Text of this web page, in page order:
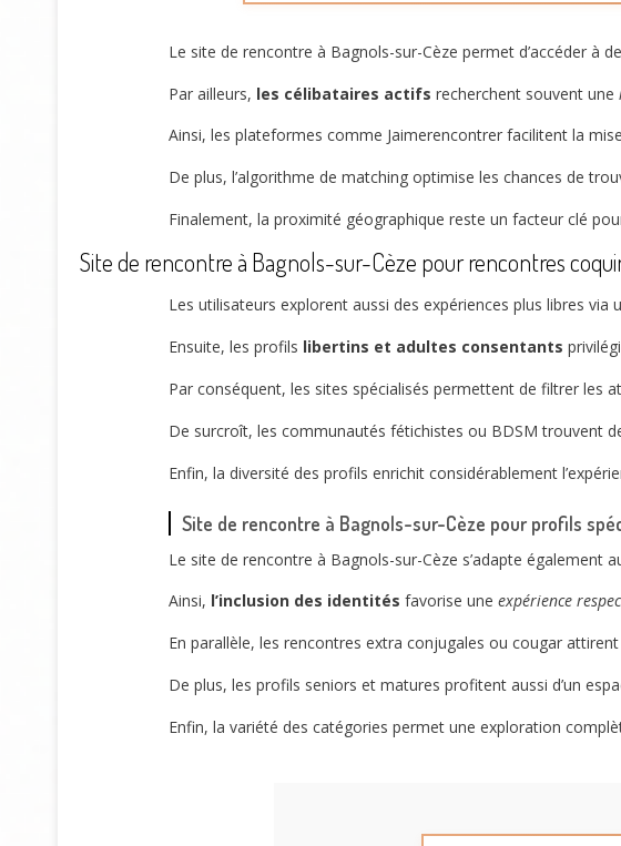
Le site de rencontre à Bagnols-sur-Cèze permet d’accéder à
Par ailleurs, les célibataires actifs recherchent souvent une
Ainsi, les plateformes comme Jaimerencontrer facilitent la
De plus, l’algorithme de matching optimise les chances de
Finalement, la proximité géographique reste un facteur clé
Site de rencontre à Bagnols-sur-Cèze pour rencontres
Les utilisateurs explorent aussi des expériences plus libres
Ensuite, les profils libertins et adultes consentants
Par conséquent, les sites spécialisés permettent de filtrer les
De surcroît, les communautés fétichistes ou BDSM trouvent
Enfin, la diversité des profils enrichit considérablement
Site de rencontre à Bagnols-sur-Cèze pour profils
Le site de rencontre à Bagnols-sur-Cèze s’adapte également
Ainsi, l’inclusion des identités favorise une expérience
En parallèle, les rencontres extra conjugales ou cougar
De plus, les profils seniors et matures profitent aussi d’un
Enfin, la variété des catégories permet une exploration